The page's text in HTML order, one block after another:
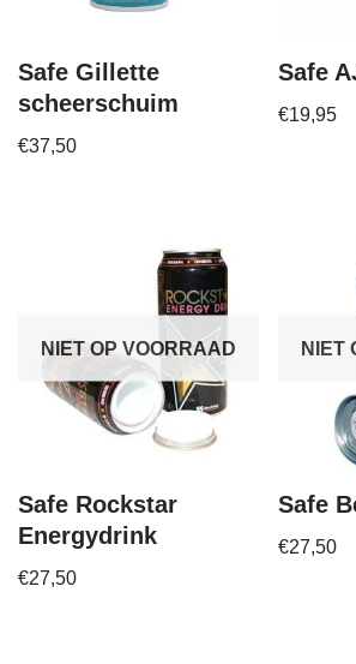
Safe Gillette
scheerschuim
€37,50
Safe
€19,95
NIET OP VOORRAAD
Safe Rockstar
Energydrink
€27,50
NIET
Safe
€27,50